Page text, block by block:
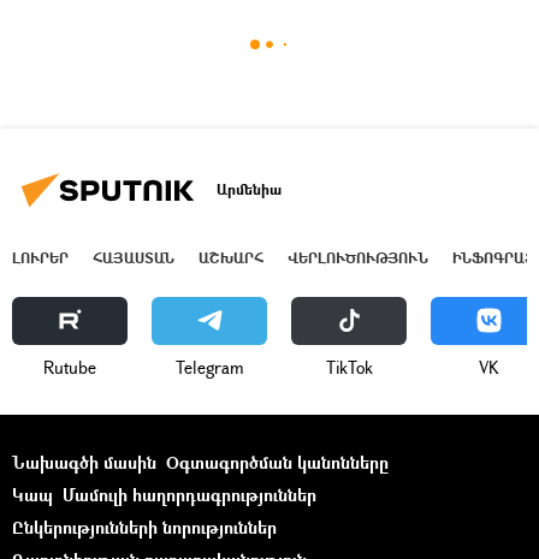
Արմենիա
ԼՈՒՐԵՐ ՀԱՅԱՍՏԱՆ ԱՇԽԱՐՀ ՎԵՐԼՈՒԾՈՒԹՅՈՒՆ
Rutube Telegram ТikТоk VK
Նախագծի մասին Օգտագործման կանոնները
Կապ Մամուլի հաղորդագրություններ
Ընկերությունների նորություններ